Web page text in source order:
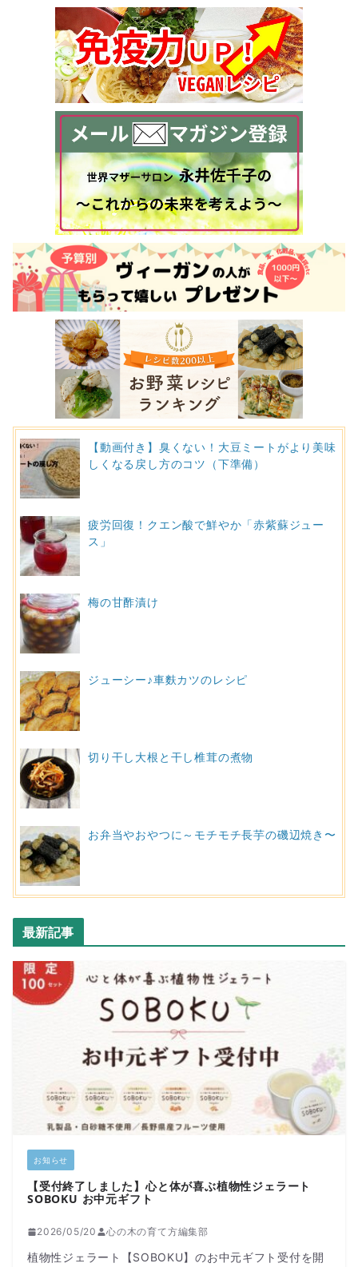
【動画付き】臭くない！大豆ミートがより美味
しくなる戻し方のコツ（下準備）
疲労回復！クエン酸で鮮やか「赤紫蘇ジュー
ス」
梅の甘酢漬け
ジューシー♪車麩カツのレシピ
切り干し大根と干し椎茸の煮物
お弁当やおやつに～モチモチ長芋の磯辺焼き〜
最新記事
お知らせ
【受付終了しました】心と体が喜ぶ植物性ジェラート
SOBOKU お中元ギフト
2026/05/20 心の木の育て方編集部
植物性ジェラート【SOBOKU】のお中元ギフト受付を開